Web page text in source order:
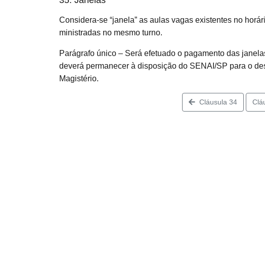
Considera-se “janela” as aulas vagas existentes no
ministradas no mesmo turno.
Parágrafo único – Será efetuado o pagamento das
deverá permanecer à disposição do SENAI/SP para o
Magistério.
Cláusula 34